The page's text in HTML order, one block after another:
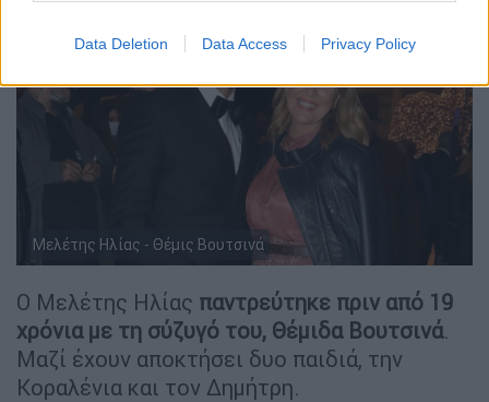
Data Deletion Data Access Privacy Policy
Μελέτης Ηλίας - Θέμις Βουτσινά
Ο Μελέτης Ηλίας παντρεύτηκε πριν από 19
χρόνια με τη σύζυγό του, Θέμιδα Βουτσινά.
Μαζί έχουν αποκτήσει δυο παιδιά, την
Κοραλένια και τον Δημήτρη.